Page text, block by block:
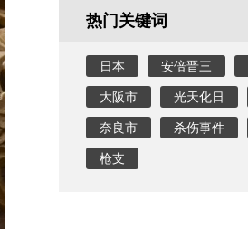
热门关键词
日本 安倍晋三
大阪市 光天化日
奈良市 杀伤事件
枪支